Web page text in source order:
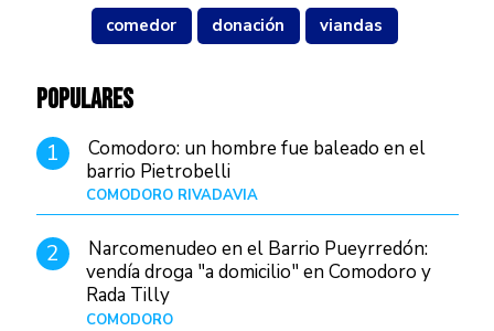
comedor donación viandas
POPULARES
1
Comodoro: un hombre fue baleado en el
barrio Pietrobelli
COMODORO RIVADAVIA
2
Narcomenudeo en el Barrio Pueyrredón:
vendía droga "a domicilio" en Comodoro y
Rada Tilly
COMODORO